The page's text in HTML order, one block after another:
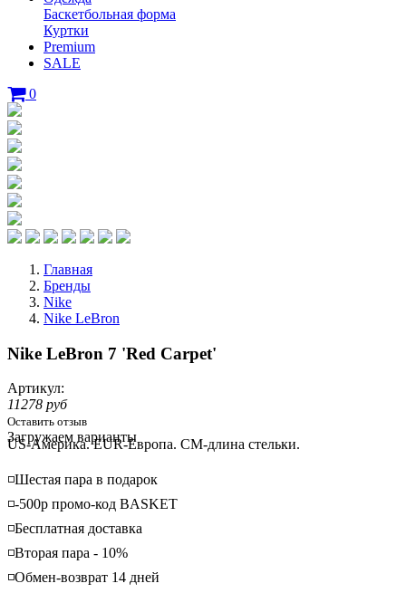
Баскетбольная форма
Куртки
Premium
SALE
0
Главная
Бренды
Nike
Nike LeBron
Nike LeBron 7 'Red Carpet'
Артикул:
11278 руб
Оставить отзыв
Loading...
Загружаем варианты
US-Америка. EUR-Европа. CM-длина стельки.
◽️Шестая пара в подарок
◽️-500р промо-код BASKET
◽️Бесплатная доставка
◽️Вторая пара - 10%
◽️Обмен-возврат 14 дней